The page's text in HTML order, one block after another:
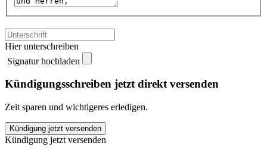
Hier unterschreiben
Signatur hochladen
Kündigungsschreiben jetzt direkt versenden
Zeit sparen und wichtigeres erledigen.
Sozialverband
Bremen
Kündigung jetzt versenden
Kündigung jetzt versenden